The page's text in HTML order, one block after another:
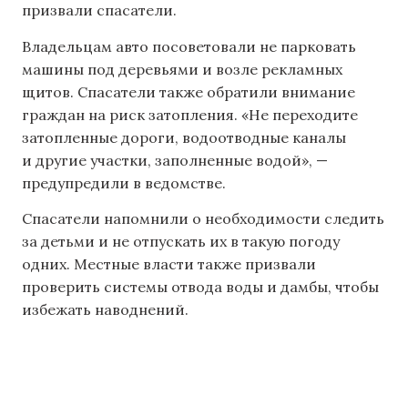
призвали спасатели.
Владельцам авто посоветовали не парковать
машины под деревьями и возле рекламных
щитов. Спасатели также обратили внимание
граждан на риск затопления. «Не переходите
затопленные дороги, водоотводные каналы
и другие участки, заполненные водой», —
предупредили в ведомстве.
Спасатели напомнили о необходимости следить
за детьми и не отпускать их в такую погоду
одних. Местные власти также призвали
проверить системы отвода воды и дамбы, чтобы
избежать наводнений.